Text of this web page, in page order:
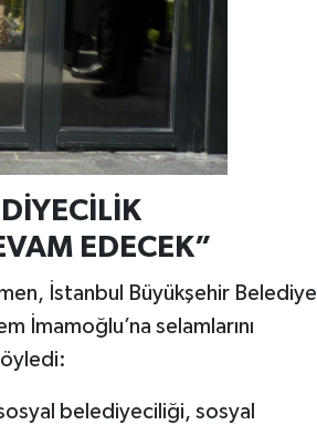
EDECEK”
İstanbul Büyükşehir Belediye
İmamoğlu’na selamlarını
belediyeciliği, sosyal